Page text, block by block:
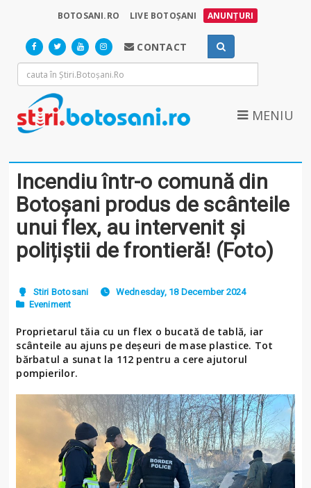
BOTOSANI.RO LIVE BOTOȘANI ANUNȚURI
CONTACT
MENIU
Incendiu într-o comună din
Botoșani produs de scânteile
unui flex, au intervenit și
polițiștii de frontieră! (Foto)
Stiri Botosani
Wednesday, 18 December 2024
Eveniment
Proprietarul tăia cu un flex o bucată de tablă, iar
scânteile au ajuns pe deșeuri de mase plastice. Tot
bărbatul a sunat la 112 pentru a cere ajutorul
pompierilor.